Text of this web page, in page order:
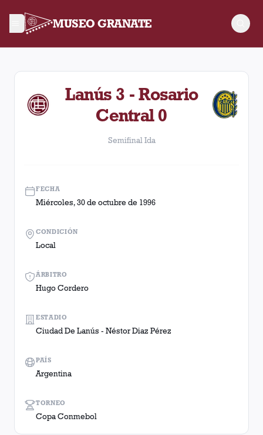
MUSEO GRANATE
Semifinal Ida. Partido entre Lanús y Rosario Central
Lanús 3 - Rosario
Central 0
Semifinal Ida
FECHA
Miércoles, 30 de octubre de 1996
ÁRBITRO
Hugo Cordero
TORNEO
Copa Conmebol
CONDICIÓN
Local
ESTADIO
Ciudad De Lanús - Néstor Diaz Pérez
PAÍS
Argentina